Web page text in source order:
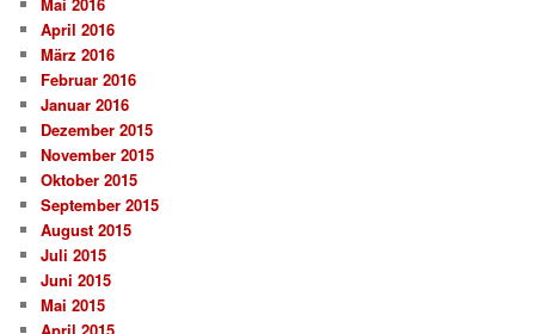
April 2016
März 2016
Februar 2016
Januar 2016
Dezember 2015
November 2015
Oktober 2015
September 2015
August 2015
Juli 2015
Juni 2015
Mai 2015